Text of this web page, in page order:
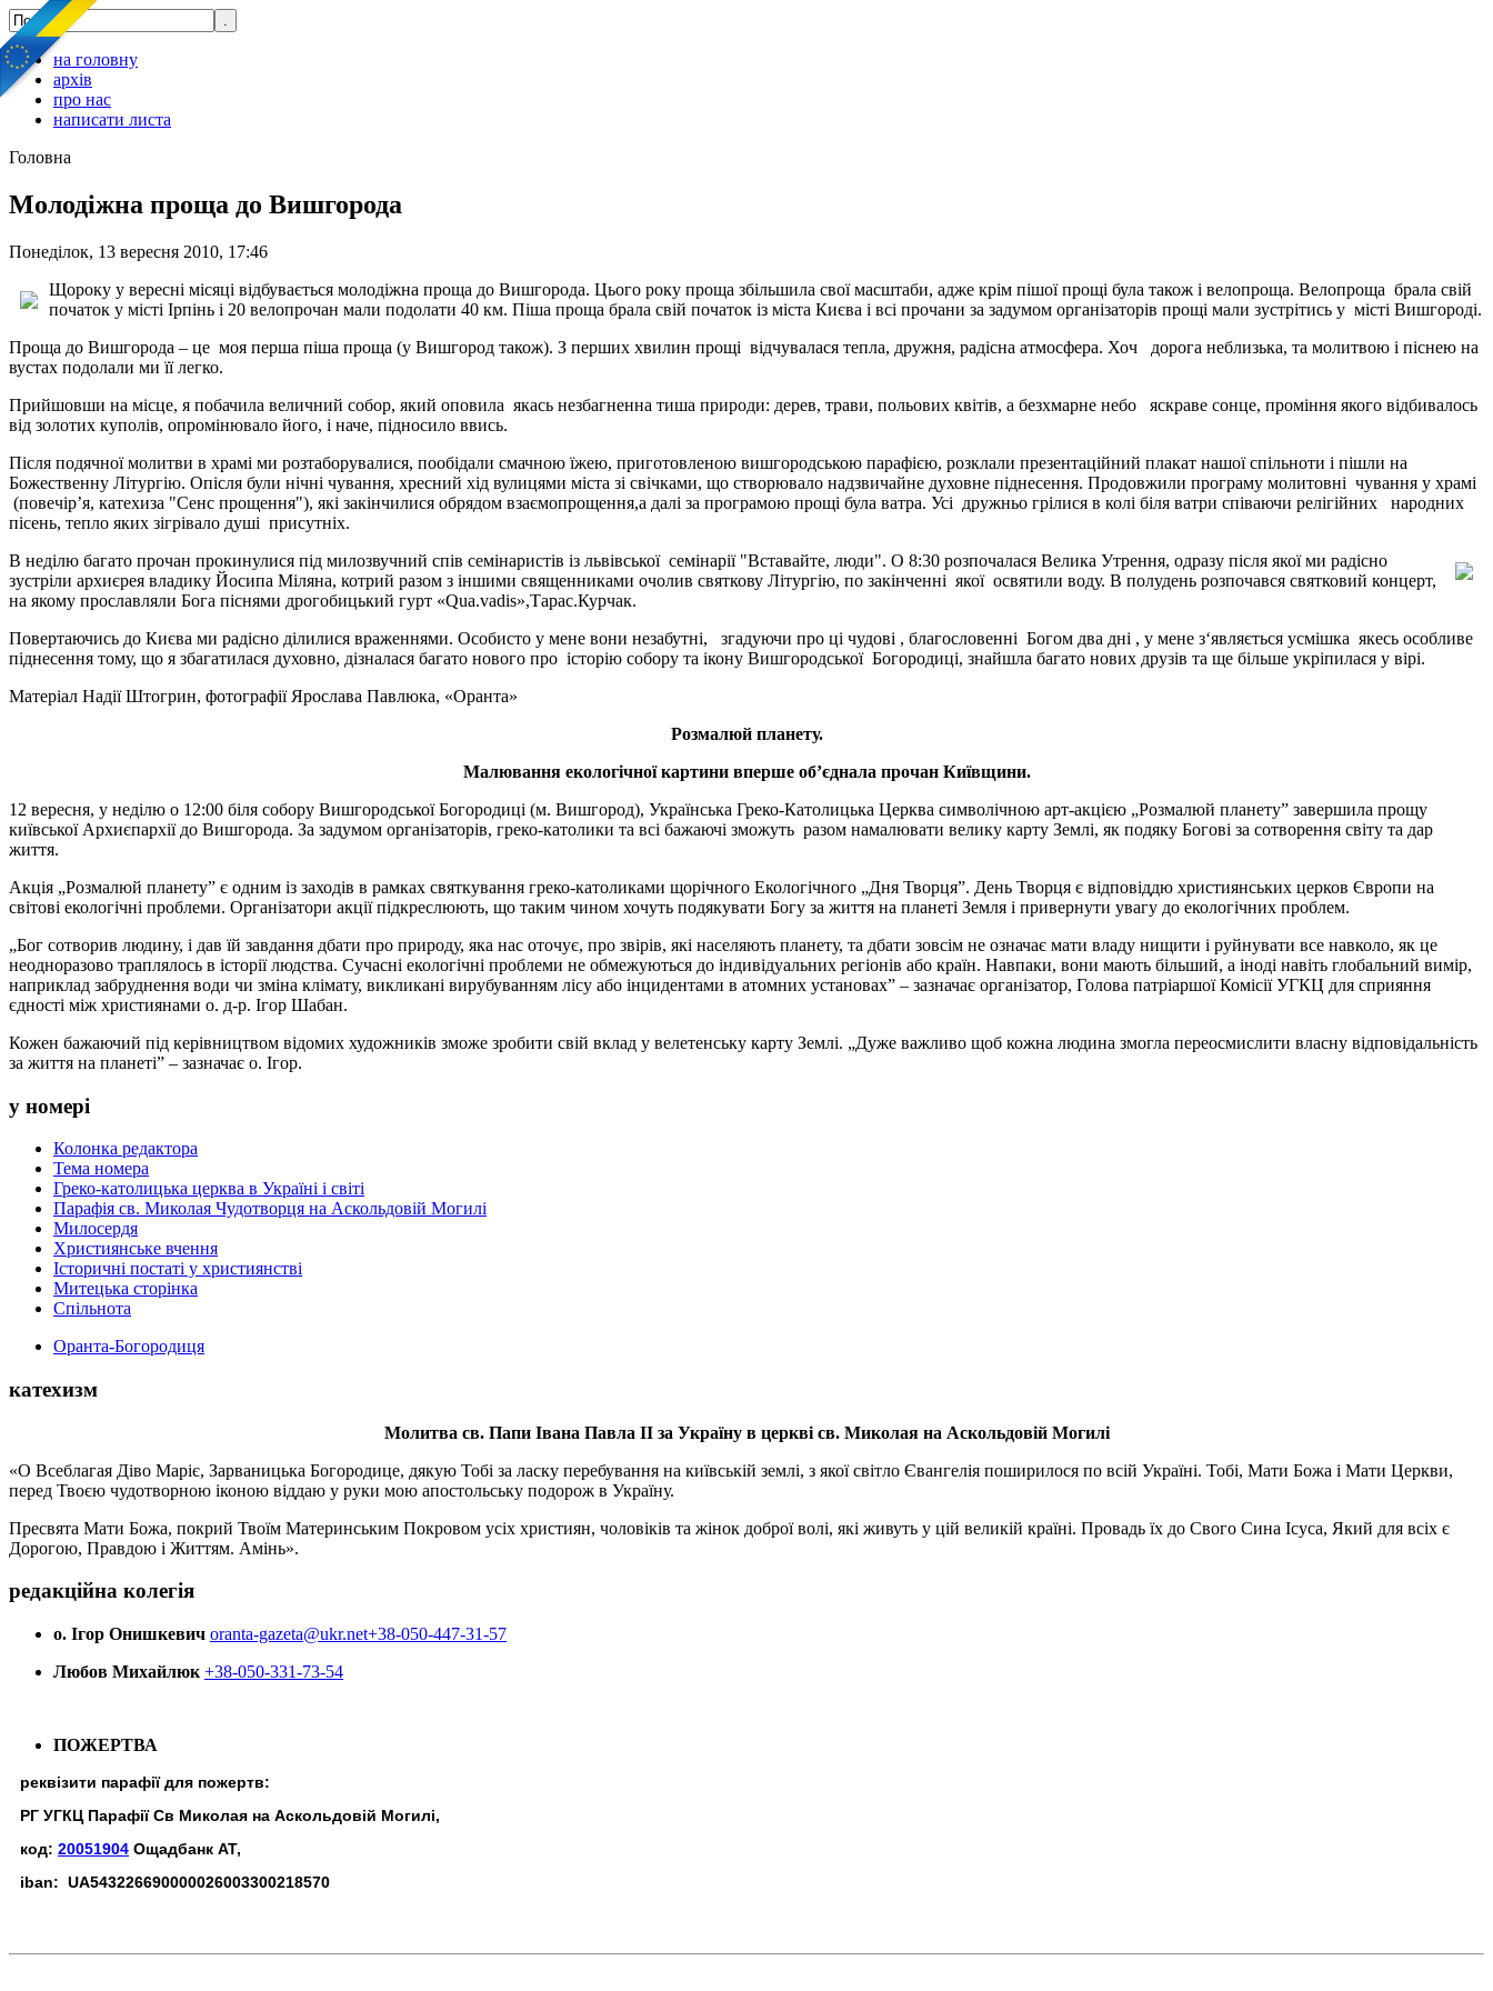
на головну
архів
про нас
написати листа
Головна
Молодіжна проща до Вишгорода
Понеділок, 13 вересня 2010, 17:46
Щороку у вересні місяці відбувається молодіжна проща до Вишгорода. Цього року проща збільшила свої масштаби, адже крім пішої прощі була також і велопроща. Велопроща брала свій
початок у місті Ірпінь і 20 велопрочан мали подолати 40 км. Піша проща брала свій початок із міста Києва і всі прочани за задумом організаторів прощі мали зустрітись у місті Вишгороді.
Проща до Вишгорода – це моя перша піша проща (у Вишгород також). З перших хвилин прощі відчувалася тепла, дружня, радісна атмосфера. Хоч дорога неблизька, та молитвою і піснею на
вустах подолали ми її легко.
Прийшовши на місце, я побачила величний собор, який оповила якась незбагненна тиша природи: дерев, трави, польових квітів, а безхмарне небо яскраве сонце, проміння якого відбивалось
від золотих куполів, опромінювало його, і наче, підносило ввись.
Після подячної молитви в храмі ми розтаборувалися, пообідали смачною їжею, приготовленою вишгородською парафією, розклали презентаційний плакат нашої спільноти і пішли на
Божественну Літургію. Опісля були нічні чування, хресний хід вулицями міста зі свічками, що створювало надзвичайне духовне піднесення. Продовжили програму молитовні чування у храмі
(повечір’я, катехиза "Сенс прощення"), які закінчилися обрядом взаємопрощення,а далі за програмою прощі була ватра. Усі дружньо грілися в колі біля ватри співаючи релігійних народних
пісень, тепло яких зігрівало душі присутніх.
В неділю багато прочан прокинулися під милозвучний спів семінаристів із львівської семінарії "Вставайте, люди". О 8:30 розпочалася Велика Утрення, одразу після якої ми радісно
зустріли архиєрея владику Йосипа Міляна, котрий разом з іншими священниками очолив святкову Літургію, по закінченні якої освятили воду. В полудень розпочався святковий концерт,
на якому прославляли Бога піснями дрогобицький гурт «Qua.vadis»,Тарас.Курчак.
Повертаючись до Києва ми радісно ділилися враженнями. Особисто у мене вони незабутні, згадуючи про ці чудові , благословенні Богом два дні , у мене з‘являється усмішка якесь особливе
піднесення тому, що я збагатилася духовно, дізналася багато нового про історію собору та ікону Вишгородської Богородиці, знайшла багато нових друзів та ще більше укріпилася у вірі.
Матеріал Надії Штогрин, фотографії Ярослава Павлюка, «Оранта»
Розмалюй планету.
Малювання екологічної картини вперше об’єднала прочан Київщини.
12 вересня, у неділю о 12:00 біля собору Вишгородської Богородиці (м. Вишгород), Українська Греко-Католицька Церква символічною арт-акцією „Розмалюй планету” завершила прощу
київської Архиєпархії до Вишгорода. За задумом організаторів, греко-католики та всі бажаючі зможуть разом намалювати велику карту Землі, як подяку Богові за сотворення світу та дар
життя.
Акція „Розмалюй планету” є одним із заходів в рамках святкування греко-католиками щорічного Екологічного „Дня Творця”. День Творця є відповіддю християнських церков Європи на
світові екологічні проблеми. Організатори акції підкреслюють, що таким чином хочуть подякувати Богу за життя на планеті Земля і привернути увагу до екологічних проблем.
„Бог сотворив людину, і дав їй завдання дбати про природу, яка нас оточує, про звірів, які населяють планету, та дбати зовсім не означає мати владу нищити і руйнувати все навколо, як це
неодноразово траплялось в історії людства. Сучасні екологічні проблеми не обмежуються до індивідуальних регіонів або країн. Навпаки, вони мають більший, а іноді навіть глобальний вимір,
наприклад забруднення води чи зміна клімату, викликані вирубуванням лісу або інцидентами в атомних установах” – зазначає організатор, Голова патріаршої Комісії УГКЦ для сприяння
єдності між християнами о. д-р. Ігор Шабан.
Кожен бажаючий під керівництвом відомих художників зможе зробити свій вклад у велетенську карту Землі. „Дуже важливо щоб кожна людина змогла переосмислити власну відповідальність
за життя на планеті” – зазначає о. Ігор.
у номері
Колонка редактора
Тема номера
Греко-католицька церква в Україні і світі
Парафія св. Миколая Чудотворця на Аскольдовій Могилі
Милосердя
Християнське вчення
Історичні постаті у християнстві
Митецька сторінка
Спільнота
Оранта-Богородиця
катехизм
Молитва св. Папи Івана Павла ІІ за Україну в церкві св. Миколая на Аскольдовій Могилі
«О Всеблагая Діво Маріє, Зарваницька Богородице, дякую Тобі за ласку перебування на київській землі, з якої світло Євангелія поширилося по всій Україні. Тобі, Мати Божа і Мати Церкви,
перед Твоєю чудотворною іконою віддаю у руки мою апостольську подорож в Україну.
Пресвята Мати Божа, покрий Твоїм Материнським Покровом усіх християн, чоловіків та жінок доброї волі, які живуть у цій великій країні. Провадь їх до Свого Сина Ісуса, Який для всіх є
Дорогою, Правдою і Життям. Амінь».
редакційна колегія
о. Ігор Онишкевич oranta-gazeta@ukr.net+38-050-447-31-57
Любов Михайлюк +38-050-331-73-54
ПОЖЕРТВА
реквізити парафії для пожертв:
РГ УГКЦ Парафії Св Миколая на Аскольдовій Могилі,
код: 20051904 Ощадбанк АТ,
iban: UA543226690000026003300218570